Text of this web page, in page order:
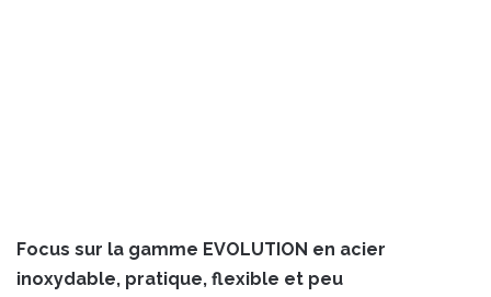
Focus sur la gamme EVOLUTION en acier
inoxydable, pratique, flexible et peu